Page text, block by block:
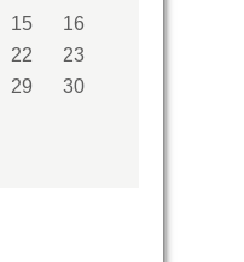
15
16
22
23
29
30